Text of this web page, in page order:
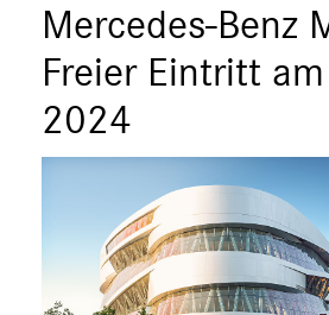
ÜBER UNS
ANSPRECHPARTNER
Mercedes-Benz
Freier Eintritt
2024